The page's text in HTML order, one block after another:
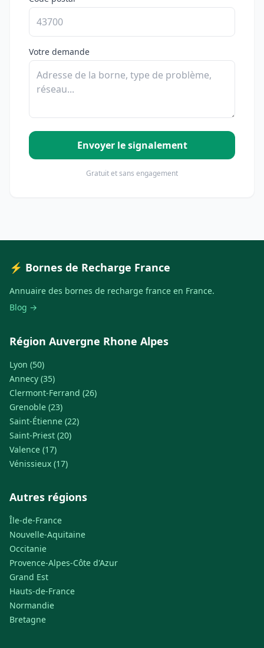
Votre demande
Envoyer le signalement
Gratuit et sans engagement
⚡ Bornes de Recharge France
Annuaire des bornes de recharge france en France.
Blog →
Région Auvergne Rhone Alpes
Lyon (50)
Annecy (35)
Clermont-Ferrand (26)
Grenoble (23)
Saint-Étienne (22)
Saint-Priest (20)
Valence (17)
Vénissieux (17)
Autres régions
Île-de-France
Nouvelle-Aquitaine
Occitanie
Provence-Alpes-Côte d'Azur
Grand Est
Hauts-de-France
Normandie
Bretagne